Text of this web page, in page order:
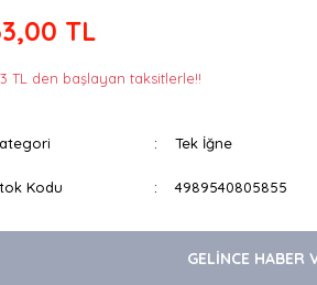
TL
TL den başlayan taksitlerle!!
Tek İğne
Kodu 4989540805855
GELİNCE HABER